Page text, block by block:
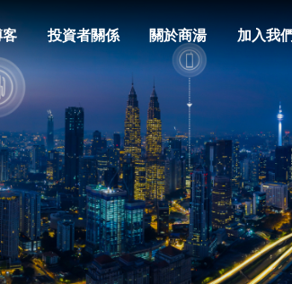
客 投資者關係 關於商湯 加入我